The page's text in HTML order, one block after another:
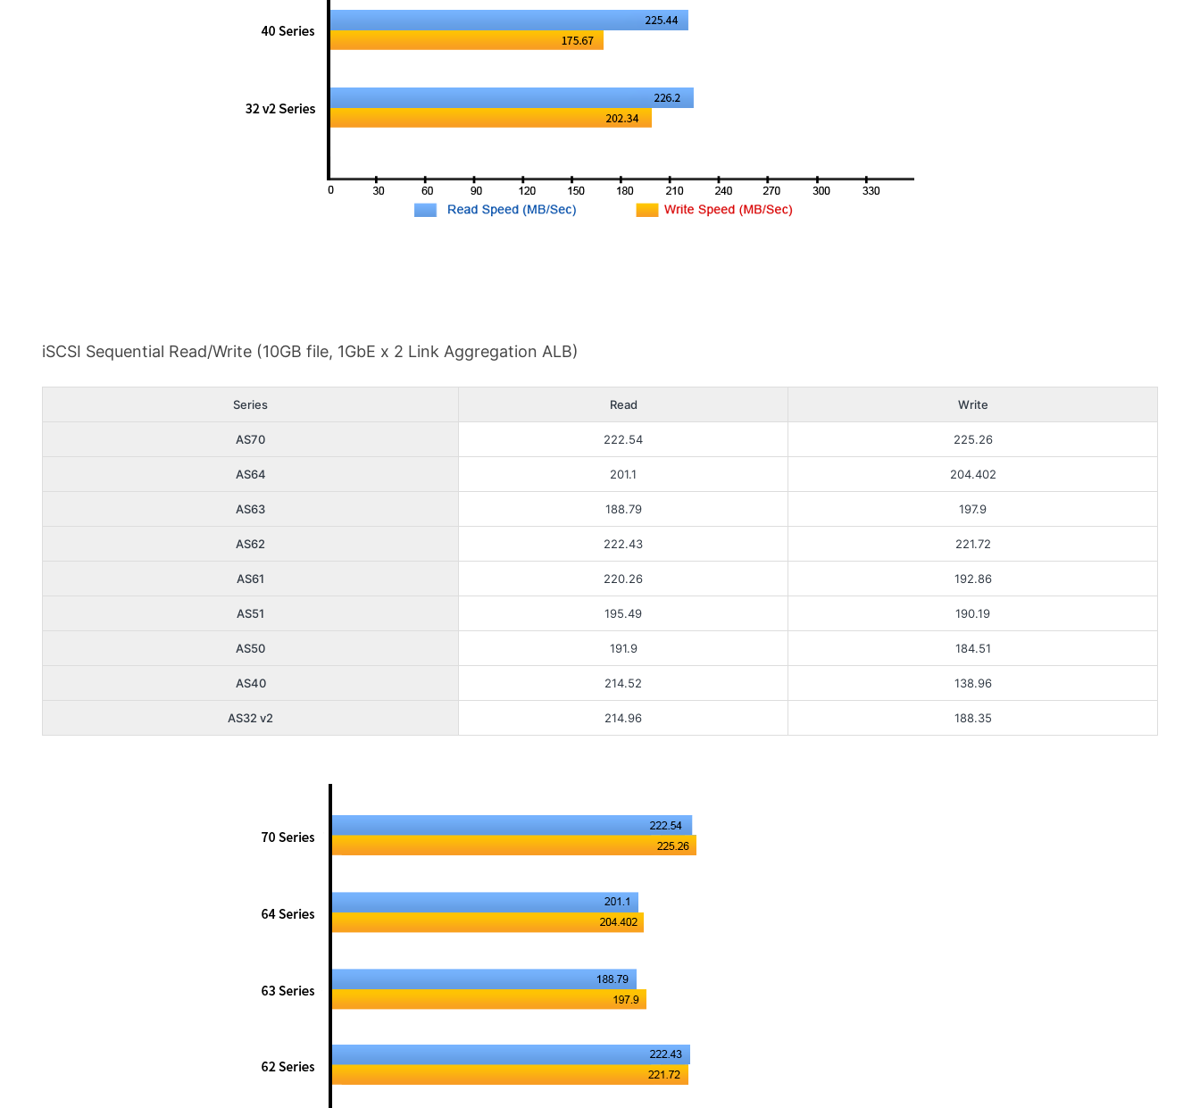
iSCSI Sequential Read/Write (10GB file, 1GbE x 2 Link Aggregation ALB)
Series Read Write
AS70 222.54 225.26
AS64 201.1 204.402
AS63 188.79 197.9
AS62 222.43 221.72
AS61 220.26 192.86
AS51 195.49 190.19
AS50 191.9 184.51
AS40 214.52 138.96
AS32 v2 214.96 188.35